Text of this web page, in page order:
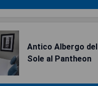
Antico Albergo del
Sole al Pantheon